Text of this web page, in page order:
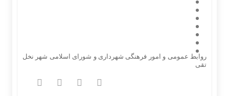
روابط عمومی و امور فرهنگی شهرداری و شورای اسلامی شهر نخل
تقی